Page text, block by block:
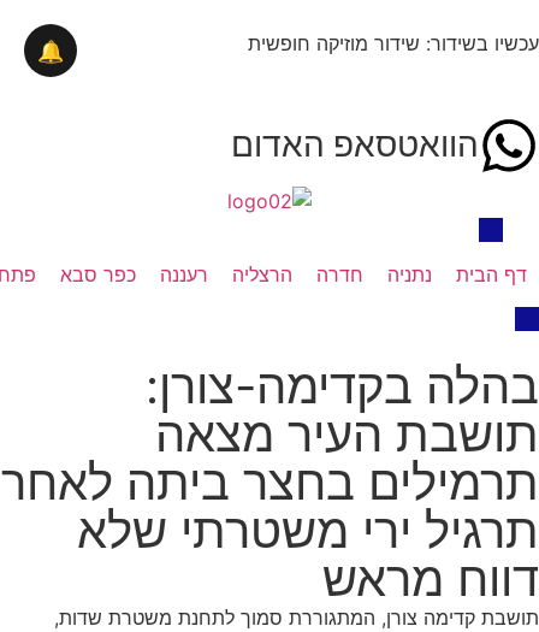
עכשיו בשידור: שידור מוזיקה חופשית
הוואטסאפ האדום
דף הבית נתניה חדרה הרצליה רעננה כפר סבא
בהלה בקדימה-צורן:
תושבת העיר מצאה
תרמילים בחצר ביתה לאחר
תרגיל ירי משטרתי שלא
דווח מראש
תושבת קדימה צורן, המתגוררת סמוך לתחנת משטרת שדות,
🔔